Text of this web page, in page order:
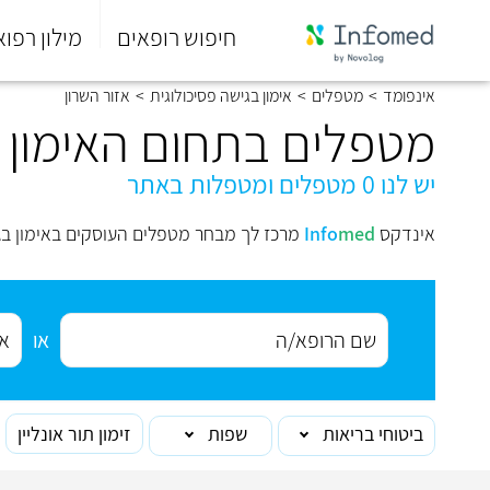
חיפוש רופאים מילון
סוף
התפריט
אינפומד > מטפלים > אימון בגישה פסיכולוגית > אזור השרון
מטפלים בתחום האימון
יש לנו 0 מטפלים ומטפלות באתר
אינדקס Infomed מרכז לך מבחר מטפלים העוסקים באימון
או
ביטוחי בריאות שפות זימון תור אונליין